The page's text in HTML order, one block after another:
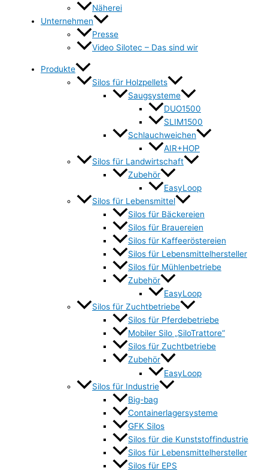
Näherei
Unternehmen
Presse
Video Silotec – Das sind wir
Produkte
Silos für Holzpellets
Saugsysteme
DUO1500
SLIM1500
Schlauchweichen
AIR+HOP
Silos für Landwirtschaft
Zubehör
EasyLoop
Silos für Lebensmittel
Silos für Bäckereien
Silos für Brauereien
Silos für Kaffeeröstereien
Silos für Lebensmittelhersteller
Silos für Mühlenbetriebe
Zubehör
EasyLoop
Silos für Zuchtbetriebe
Silos für Pferdebetriebe
Mobiler Silo „SiloTrattore“
Silos für Zuchtbetriebe
Zubehör
EasyLoop
Silos für Industrie
Big-bag
Containerlagersysteme
GFK Silos
Silos für die Kunststoffindustrie
Silos für Lebensmittelhersteller
Silos für EPS